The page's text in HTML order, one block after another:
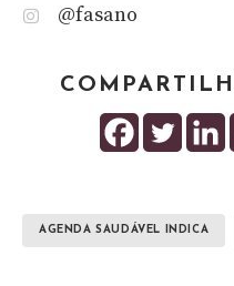
@fasano
AGENDA SAUDÁVEL INDICA